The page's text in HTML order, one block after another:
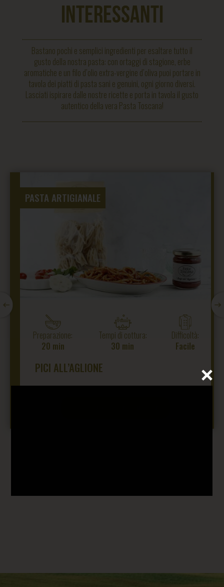
INTERESSANTI
Bastano pochi e semplici ingredienti per esaltare tutto il
gusto della nostra pasta: con ortaggi di stagione, erbe
aromatiche e un filo d’olio extra-vergine d’oliva puoi portare in
tavola dei piatti di pasta sani e genuini, ogni giorno diversi.
Lasciati ispirare dalle nostre ricette e porta in tavola il gusto
autentico della vera Pasta Toscana!
PASTA ARTIGIANALE
Preparazione:
20 min
Tempi di cottura:
30 min
Difficoltà:
Facile
PICI ALL’AGLIONE